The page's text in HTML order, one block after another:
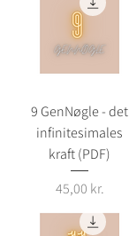
9 GenNøgle - det
infinitesimales
kraft (PDF)
Pris
45,00 kr.